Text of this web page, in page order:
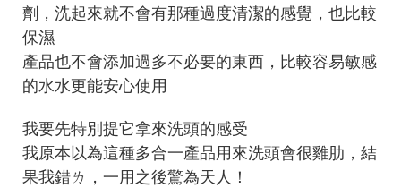
劑，洗起來就不會有那種過度清潔的感覺，也比較
保濕
產品也不會添加過多不必要的東西，比較容易敏感
的水水更能安心使用
我要先特別提它拿來洗頭的感受
我原本以為這種多合一產品用來洗頭會很雞肋，結
果我錯ㄌ，一用之後驚為天人！